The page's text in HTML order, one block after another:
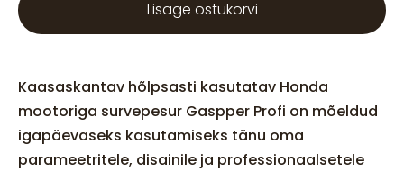
Lisage ostukorvi
Kaasaskantav hõlpsasti kasutatav Honda
mootoriga survepesur Gaspper Profi on mõeldud
igapäevaseks kasutamiseks tänu oma
parameetritele, disainile ja professionaalsetele